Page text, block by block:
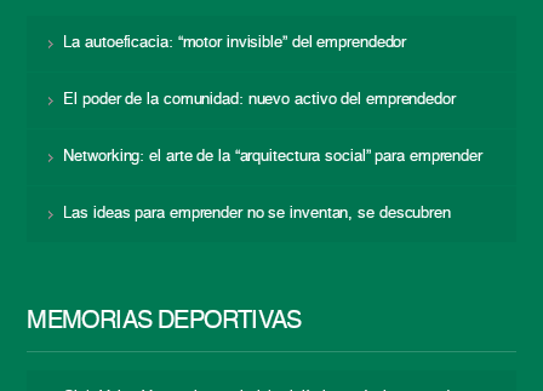
La autoeficacia: “motor invisible” del emprendedor
El poder de la comunidad: nuevo activo del emprendedor
Networking: el arte de la “arquitectura social” para emprender
Las ideas para emprender no se inventan, se descubren
MEMORIAS DEPORTIVAS